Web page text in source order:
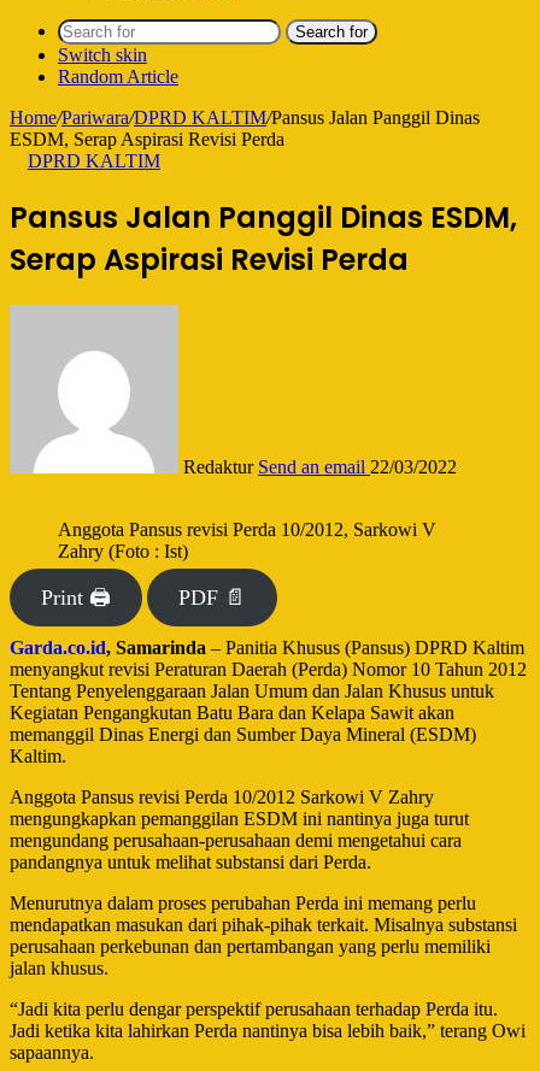
Search for
Switch skin
Random Article
Home/Pariwara/DPRD KALTIM/Pansus Jalan Panggil Dinas
ESDM, Serap Aspirasi Revisi Perda
DPRD KALTIM
Pansus Jalan Panggil Dinas ESDM,
Serap Aspirasi Revisi Perda
Redaktur Send an email 22/03/2022
Anggota Pansus revisi Perda 10/2012, Sarkowi V
Zahry (Foto : Ist)
Print 🖨 PDF 📄
Garda.co.id, Samarinda – Panitia Khusus (Pansus) DPRD Kaltim
menyangkut revisi Peraturan Daerah (Perda) Nomor 10 Tahun 2012
Tentang Penyelenggaraan Jalan Umum dan Jalan Khusus untuk
Kegiatan Pengangkutan Batu Bara dan Kelapa Sawit akan
memanggil Dinas Energi dan Sumber Daya Mineral (ESDM)
Kaltim.
Anggota Pansus revisi Perda 10/2012 Sarkowi V Zahry
mengungkapkan pemanggilan ESDM ini nantinya juga turut
mengundang perusahaan-perusahaan demi mengetahui cara
pandangnya untuk melihat substansi dari Perda.
Menurutnya dalam proses perubahan Perda ini memang perlu
mendapatkan masukan dari pihak-pihak terkait. Misalnya substansi
perusahaan perkebunan dan pertambangan yang perlu memiliki
jalan khusus.
“Jadi kita perlu dengar perspektif perusahaan terhadap Perda itu.
Jadi ketika kita lahirkan Perda nantinya bisa lebih baik,” terang Owi
sapaannya.